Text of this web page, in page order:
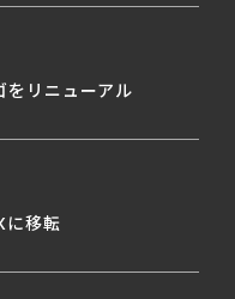
リニューアル
に移転